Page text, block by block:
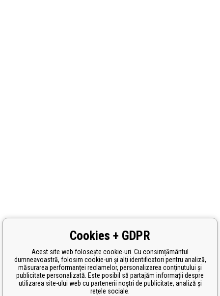
Cookies + GDPR
Acest site web folosește cookie-uri. Cu consimțământul
dumneavoastră, folosim cookie-uri și alți identificatori pentru analiză,
măsurarea performanței reclamelor, personalizarea conținutului și
publicitate personalizată. Este posibil să partajăm informații despre
utilizarea site-ului web cu partenerii noștri de publicitate, analiză și
rețele sociale.